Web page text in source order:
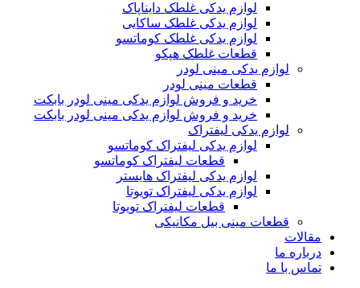
لوازم یدکی غلطک دایناپاک
لوازم یدکی غلطک ساکایی
لوازم یدکی غلطک کوماتسو
قطعات غلطک هپکو
لوازم یدکی مینی لودر
قطعات مینی لودر
خرید و فروش لوازم یدکی مینی لودر بابکت
خرید و فروش لوازم یدکی مینی لودر بابکت
لوازم یدکی لیفتراک
لوازم یدکی لیفتراک کوماتسو
قطعات لیفتراک کوماتسو
لوازم یدکی لیفتراک هایستر
لوازم یدکی لیفتراک تویوتا
قطعات لیفتراک تویوتا
قطعات مینی بیل مکانیکی
ما
با ما